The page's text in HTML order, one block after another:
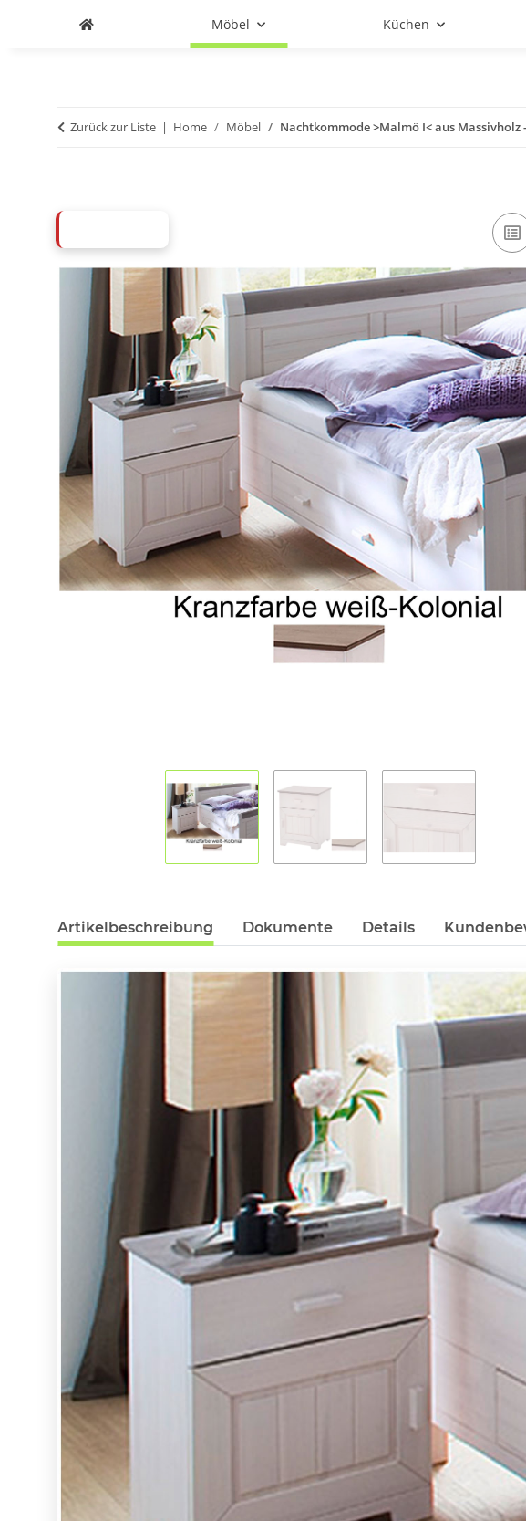
Möbel Küchen
Zurück zur Liste Home Möbel Nachtkommode >Malmö I< aus Massivholz
Artikelbeschreibung Dokumente Details